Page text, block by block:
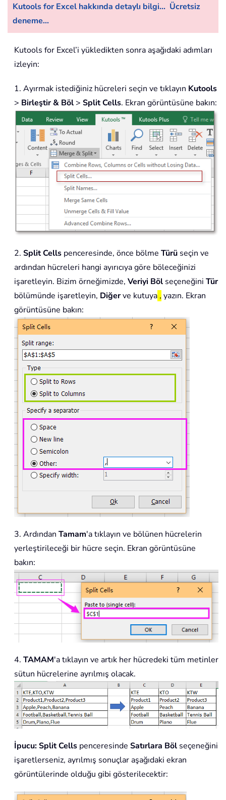
Kutools for Excel hakkında detaylı bilgi... Ücretsiz
deneme...
Kutools for Excel’i yükledikten sonra aşağıdaki adımları
izleyin:
1. Ayırmak istediğiniz hücreleri seçin ve tıklayın Kutools
> Birleştir & Böl > Split Cells. Ekran görüntüsüne bakın:
2. Split Cells penceresinde, önce bölme Türü seçin ve
ardından hücreleri hangi ayırıcıya göre böleceğinizi
işaretleyin. Bizim örneğimizde, Veriyi Böl seçeneğini Tür
bölümünde işaretleyin, Diğerve kutuya , yazın. Ekran
görüntüsüne bakın:
3. Ardından Tamam'a tıklayın ve bölünen hücrelerin
yerleştirileceği bir hücre seçin. Ekran görüntüsüne
bakın:
4. TAMAM'a tıklayın ve artık her hücredeki tüm metinler
sütun hücrelerine ayrılmış olacak.
İpucu:Split Cells penceresinde Satırlara Böl seçeneğini
işaretlerseniz, ayrılmış sonuçlar aşağıdaki ekran
görüntülerinde olduğu gibi gösterilecektir: